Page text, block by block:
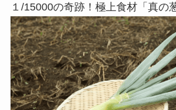
１/15000の奇跡！極上食材「真の